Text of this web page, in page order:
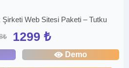
Şirketi Web Sitesi Paketi – Tutku
1299 ₺
Demo